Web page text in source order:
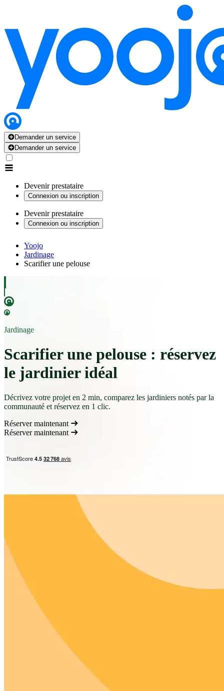
Demander un service
Demander un service
Devenir prestataire
Connexion ou inscription
Devenir prestataire
Connexion ou inscription
Yoojo
Jardinage
Scarifier une pelouse
Jardinage
Scarifier une pelouse : réservez
le jardinier idéal
Décrivez votre projet en 2 min, comparez les jardiniers notés par la
communauté et réservez en 1 clic.
Réserver maintenant
Réserver maintenant